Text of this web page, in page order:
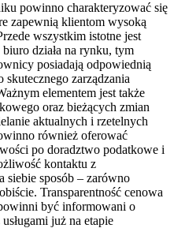
powinno charakteryzować się
zapewnią klientom wysoką
wszystkim istotne jest
biuro działa na rynku, tym
posiadają odpowiednią
zarządzania
elementem jest także
oraz bieżących zmian
aktualnych i rzetelnych
również oferować
po doradztwo podatkowe i
kontaktu z
sposób – zarówno
Transparentność cenowa
być informowani o
już na etapie